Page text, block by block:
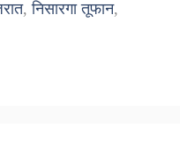
,निसारगा तूफान,